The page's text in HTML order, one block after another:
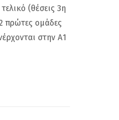
(θέσεις 3η
πρώτες ομάδες
στην Α1